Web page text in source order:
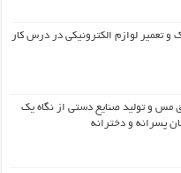
تعمیر لوازم الکترونیکی در درس کار
مس و تولید صنایع دستی از نگاه یک
پسرانه و دخترانه